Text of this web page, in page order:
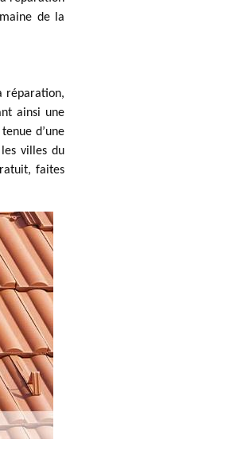
de la
réparation,
ainsi une
d’une
villes du
faites